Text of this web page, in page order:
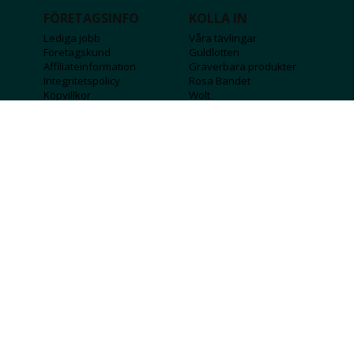
FÖRETAGSINFO
Lediga jobb
Företagskund
Affiliateinformation
Integritetspolicy
Köpvillkor
KOLLA IN
Våra tävlingar
Guldlotten
Graverbara produkter
Rosa Bandet
Wolt